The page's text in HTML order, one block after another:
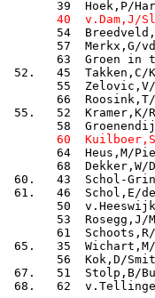
54
57  Merkx,G/
63  Groen in
52.   45
55
66
55.   52
64  Heus,M/
68  Dekker,W/
60.   43  Schol-
61.   46
50
53  Rosegg,J/
61
65.   35
56  Kok,D/
67.   51  Stolp,B/
68.   62